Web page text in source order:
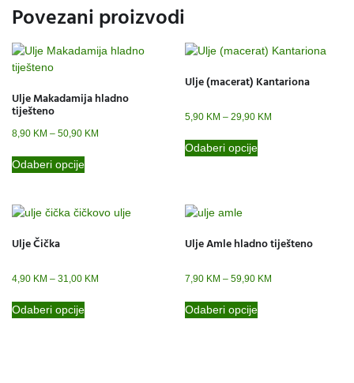
Povezani proizvodi
Ulje Makadamija hladno
tiješteno
8,90 KM – 50,90 KM
Odaberi opcije
Ulje (macerat) Kantariona
5,90 KM – 29,90 KM
Odaberi opcije
Ulje Čička
4,90 KM – 31,00 KM
Odaberi opcije
Ulje Amle hladno tiješteno
7,90 KM – 59,90 KM
Odaberi opcije